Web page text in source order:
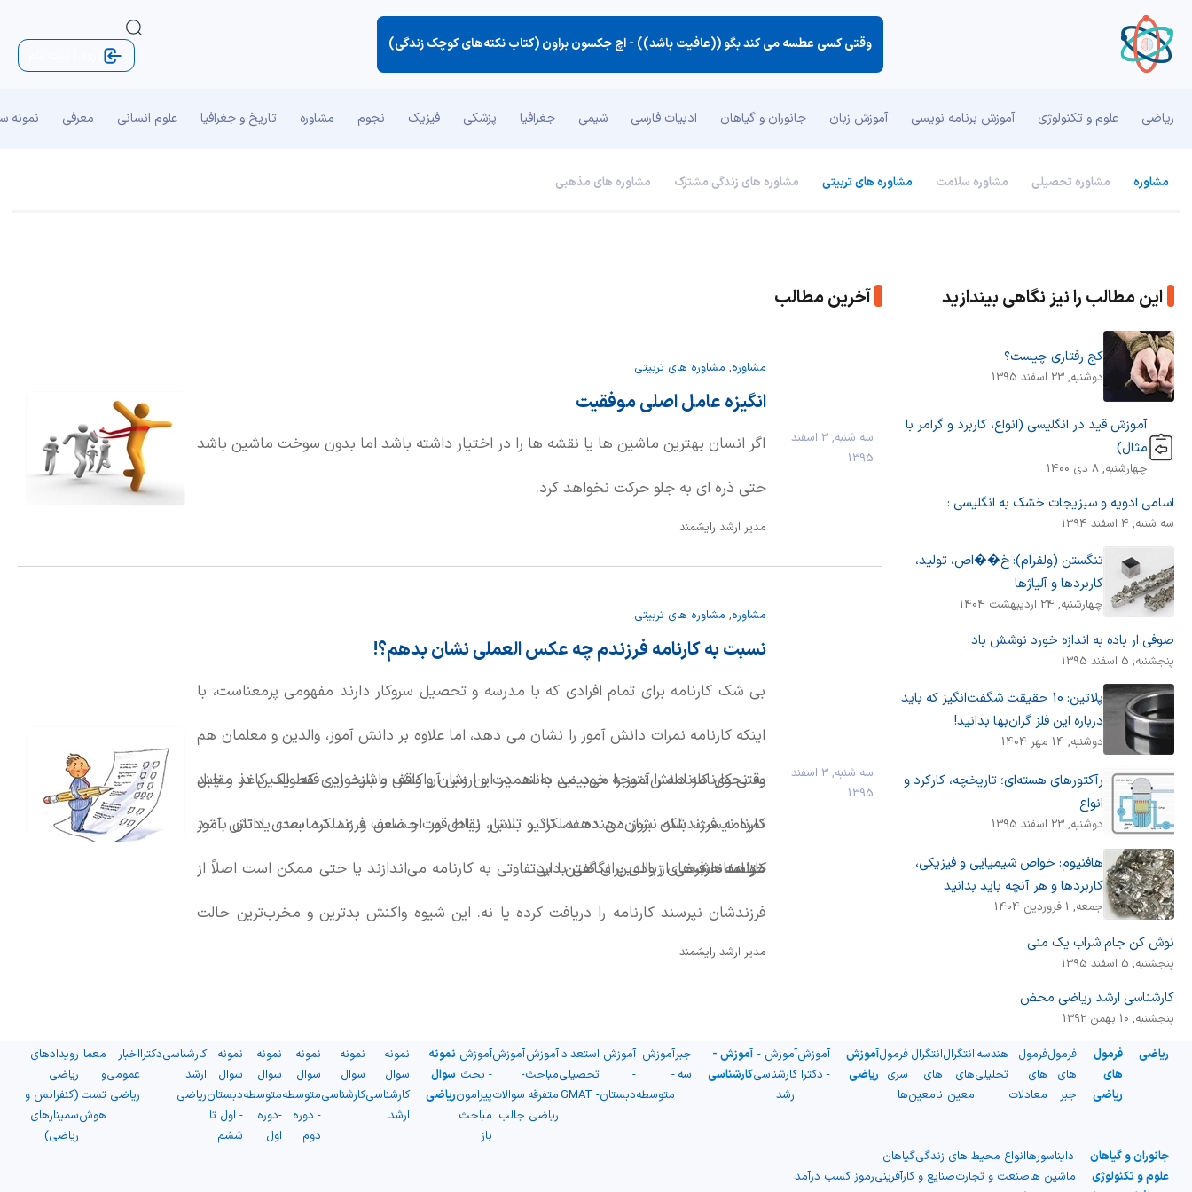
وقتی كسی عطسه می كند بگو ((عافیت باشد)) -اچ جکسون براون (کتاب نکته‌های کوچک زندگی)
ریاضی علوم و تکنولوژی آموزش برنامه نویسی آموزش زبان جانوران و گیاهان ادبیات فارسی شیمی جغرافیا پزشکی فیزیک نجوم مشاوره تاریخ و جغرافیا علوم انسانی معرفی نمونه
مشاوره مشاوره تحصیلی مشاوره سلامت مشاوره های تربیتی مشاوره های زندگی مشترک مشاوره های مذهبی
این مطالب را نیز نگاهی بیندازید
کج رفتاری چیست؟
دوشنبه, 23 اسفند 1395
آموزش قید در انگلیسی (انواع، کاربرد و گرامر با
مثال)
چهارشنبه, 8 دی 1400
ﺍﺳﺎﻣﯽ ﺍﺩﻭﯾﻪ ﻭ ﺳﺒﺰﯾﺠﺎﺕ ﺧﺸﮏ ﺑﻪ ﺍﻧﮕﻠﯿﺴﯽ :
سه شنبه, 4 اسفند 1394
تنگستن (ولفرام): خ��اص، تولید،
کاربردها و آلیاژها
چهارشنبه, 24 اردیبهشت 1404
صوفی ار باده به اندازه خورد نوشش باد
پنجشنبه, 5 اسفند 1395
پلاتین: 10 حقیقت شگفت‌انگیز که باید
درباره این فلز گران‌بها بدانید!
دوشنبه, 14 مهر 1404
رآکتورهای هسته‌ای؛ تاریخچه، کارکرد و
انواع
دوشنبه, 23 اسفند 1395
هافنیوم: خواص شیمیایی و فیزیکی،
کاربردها و هر آنچه باید بدانید
جمعه, 1 فروردین 1404
نوش کن جام شراب یک منی
پنجشنبه, 5 اسفند 1395
کارشناسی ارشد ریاضی محض
پنجشنبه, 10 بهمن 1392
آخرین مطالب
سه شنبه, 3 اسفند
1395
مشاوره, مشاوره های تربیتی
انگیزه عامل اصلی موفقیت
اگر انسان بهترین ماشین ها یا نقشه ها را در اختیار داشته باشد اما بدون سوخت ماشین باشد
حتی ذره ای به جلو حرکت نخواهد کرد.
مدیر ارشد رایشمند
سه شنبه, 3 اسفند
1395
مشاوره, مشاوره های تربیتی
نسبت به کارنامه فرزندم چه عکس العملی نشان بدهم؟!
بی شک کارنامه برای تمام افرادی که با مدرسه و تحصیل سروکار دارند مفهومی پرمعناست، با
اینکه کارنامه نمرات دانش آموز را نشان می دهد، اما علاوه بر دانش آموز، والدین و معلمان هم
به نحوی کارنامه را نتیجه خود می دانند. در این میان واکنش و بازخوردی که والدین در مقابل
کارنامه فرزندشان بروز می دهند، تاثیر بسیار زیادی بر احساس و عملکرد بعدی دانش آموز
خواهد داشت.
وقتی کارنامه‌ دانش‌آموز را می‌بینید به اهمیت و ارزش آن واقف باشید. این فقط یک کاغذ و چند
نمره نیست، بلکه نشان‌دهنده‌ عملکرد و تلاش، نقاط قوت و ضعف فرزند شماست. یادتان باشد
کارنامه حرف‌های زیادی برای گفتن دارد.
متاسفانه برخی از والدین نگاهی با بی‌تفاوتی به کارنامه می‌اندازند یا حتی ممکن است اصلاً از
فرزندشان نپرسند کارنامه را دریافت کرده یا نه. این شیوه‌ واکنش بدترین و مخرب‌ترین حالت
ممکن است. زیرا دانش‌آموز ناراحت می‌شود و فکر می‌کند به او بی‌توجهی شده است.
مدیر ارشد رایشمند
ریاضی
فرمول
های
ریاضی
فرمول
های
جبر
فرمول
های
معادلات
هندسه
تحلیلی
انتگرال
های
معین
انتگرال
های
نامعین
فرمول
سری
ها
آموزش
ریاضی
آموزش
- دکترا
آموزش -
کارشناسی
ارشد
آموزش -
کارشناسی
جبر
سه
آموزش
-
متوسطه
آموزش
-
دبستان
استعداد
تحصیلی
- GMAT
آموزش
مباحث
متفرقه
ریاضی
آموزش
-
سوالات
جالب
آموزش
- بحث
پیرامون
مباحث
باز
نمونه
سوال
ریاضی
نمونه
سوال
کارشناسی
ارشد
نمونه
سوال
کارشناسی
نمونه
سوال
متوسطه
- دوره
دوم
نمونه
سوال
متوسطه
-دوره
اول
نمونه
سوال
دبستان
- اول تا
ششم
کارشناسی
ارشد
ریاضی
دکترااخبار
عمومی
ریاضی
معما
و
تست
هوش
رویدادهای
ریاضی
(کنفرانس و
سمینارهای
ریاضی)
جانوران و گیاهان
دایناسورهاانواع محیط های زندگیگیاهان
علوم و تکنولوژی
ماشین هاصنعت و تجارتصنایع و کارآفرینیرموز کسب درآمد